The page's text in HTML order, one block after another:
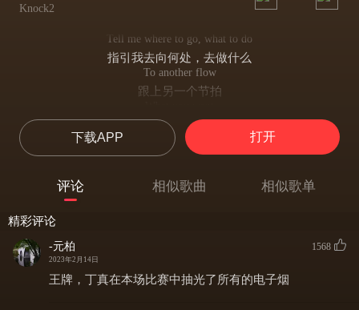
Knock2
Tell me where to go, what to do
指引我去向何处，去做什么
To another flow
跟上另一个节拍
随心所欲
Tell me where to go, what to do
告诉我该去哪，做什么
跟上另一个节拍
(Show me)
下载APP 打开
评论 相似歌曲 相似歌单
精彩评论
-元柏
2023年2月14日
1568
王牌，丁真在本场比赛中抽光了所有的电子烟